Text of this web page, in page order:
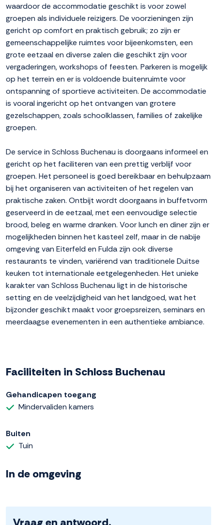
waardoor de accommodatie geschikt is voor zowel
groepen als individuele reizigers. De voorzieningen zijn
gericht op comfort en praktisch gebruik; zo zijn er
gemeenschappelijke ruimtes voor bijeenkomsten, een
grote eetzaal en diverse zalen die geschikt zijn voor
vergaderingen, workshops of feesten. Parkeren is mogelijk
op het terrein en er is voldoende buitenruimte voor
ontspanning of sportieve activiteiten. De accommodatie
is vooral ingericht op het ontvangen van grotere
gezelschappen, zoals schoolklassen, families of zakelijke
groepen.
De service in Schloss Buchenau is doorgaans informeel en
gericht op het faciliteren van een prettig verblijf voor
groepen. Het personeel is goed bereikbaar en behulpzaam
bij het organiseren van activiteiten of het regelen van
praktische zaken. Ontbijt wordt doorgaans in buffetvorm
geserveerd in de eetzaal, met een eenvoudige selectie
brood, beleg en warme dranken. Voor lunch en diner zijn er
mogelijkheden binnen het kasteel zelf, maar in de nabije
omgeving van Eiterfeld en Fulda zijn ook diverse
restaurants te vinden, variërend van traditionele Duitse
keuken tot internationale eetgelegenheden. Het unieke
karakter van Schloss Buchenau ligt in de historische
setting en de veelzijdigheid van het landgoed, wat het
bijzonder geschikt maakt voor groepsreizen, seminars en
meerdaagse evenementen in een authentieke ambiance.
Faciliteiten in Schloss Buchenau
Gehandicapen toegang
Mindervaliden kamers
Buiten
Tuin
In de omgeving